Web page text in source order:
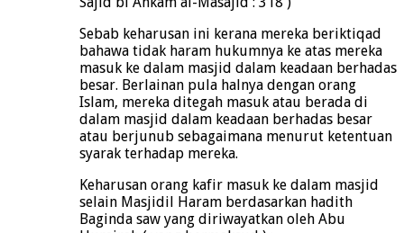
Sebab keharusan ini kerana mereka beriktiqad
bahawa tidak haram hukumnya ke atas mereka
masuk ke dalam masjid dalam keadaan berhadas
besar. Berlainan pula halnya dengan orang
Islam, mereka ditegah masuk atau berada di
dalam masjid dalam keadaan berhadas besar
atau berjunub sebagaimana menurut ketentuan
syarak terhadap mereka.
Keharusan orang kafir masuk ke dalam masjid
selain Masjidil Haram berdasarkan hadith
Baginda saw yang diriwayatkan oleh Abu